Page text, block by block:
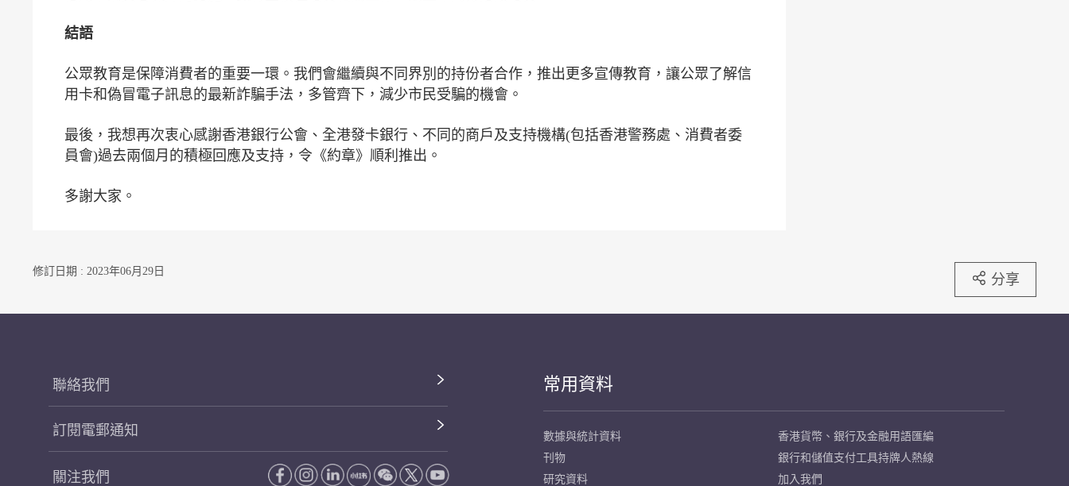
結語
公眾教育是保障消費者的重要一環。我們會繼續與不同界別的持份者合作，推出更多宣傳教育，讓公眾了解信
用卡和偽冒電子訊息的最新詐騙手法，多管齊下，減少市民受騙的機會。
最後，我想再次衷心感謝香港銀行公會、全港發卡銀行、不同的商戶及支持機構(包括香港警務處、消費者委
員會)過去兩個月的積極回應及支持，令《約章》順利推出。
多謝大家。
修訂日期 : 2023年06月29日 分享
聯絡我們
訂閱電郵通知
關注我們
常用資料
數據與統計資料
刊物
研究資料
香港貨幣、銀行及金融用語匯編
銀行和儲值支付工具持牌人熱線
加入我們